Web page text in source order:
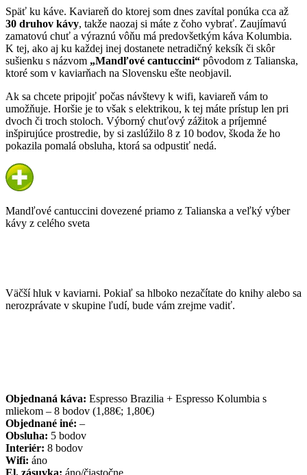
Späť ku káve. Kaviareň do ktorej som dnes zavítal ponúka cca až
30 druhov kávy, takže naozaj si máte z čoho vybrať. Zaujímavú
zamatovú chuť a výraznú vôňu má predovšetkým káva Kolumbia.
K tej, ako aj ku každej inej dostanete netradičný keksík či skôr
sušienku s názvom „Mandľové cantuccini“ pôvodom z Talianska,
ktoré som v kaviarňach na Slovensku ešte neobjavil.
Ak sa chcete pripojiť počas návštevy k wifi, kaviareň vám to
umožňuje. Horšie je to však s elektrikou, k tej máte prístup len pri
dvoch či troch stoloch. Výborný chuťový zážitok a príjemné
inšpirujúce prostredie, by si zaslúžilo 8 z 10 bodov, škoda že ho
pokazila pomalá obsluha, ktorá sa odpustiť nedá.
Mandľové cantuccini dovezené priamo z Talianska a veľký výber
kávy z celého sveta
Väčší hluk v kaviarni. Pokiaľ sa hlboko nezačítate do knihy alebo sa
nerozprávate v skupine ľudí, bude vám zrejme vadiť.
Objednaná káva: Espresso Brazilia + Espresso Kolumbia s
mliekom – 8 bodov (1,88€; 1,80€)
Objednané iné: –
Obsluha: 5 bodov
Interiér: 8 bodov
Wifi: áno
El. zásuvka: áno/čiastočne